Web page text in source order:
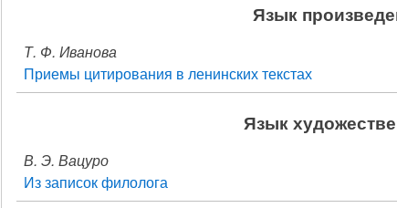
Язык
Т. Ф. Иванова
Приемы цитирования в ленинских текстах
Язык
В. Э. Вацуро
Из записок филолога